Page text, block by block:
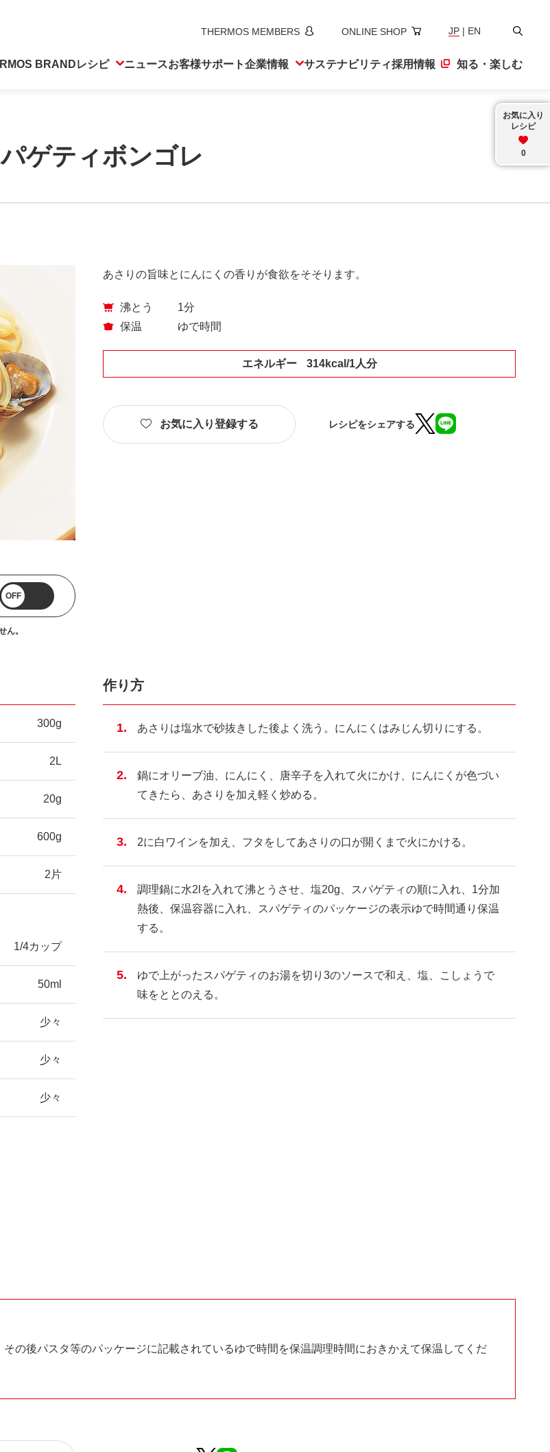
THERMOS MEMBERS ONLINE SHOP JP | EN
検
BRANDレシピ ニュースお客様サポート企業情報 サステナビリティ採用情報 知る・楽しむ
ゲティボンゴレ
お気に入り
レシピ
0
あさりの旨味とにんにくの香りが食欲をそそります。
沸とう
1分
保温
ゆで時間
エネルギー 314kcal/1人分
お気に入り登録する レシピをシェアする
OFF
ん。
300g
2L
20g
600g
2片
1/4カップ
50ml
少々
少々
少々
作り方
あさりは塩水で砂抜きした後よく洗う。にんにくはみじん切りにする。
鍋にオリーブ油、にんにく、唐辛子を入れて火にかけ、にんにくが色づい
てきたら、あさりを加え軽く炒める。
2に白ワインを加え、フタをしてあさりの口が開くまで火にかける。
調理鍋に水2lを入れて沸とうさせ、塩20g、スパゲティの順に入れ、1分加
熱後、保温容器に入れ、スパゲティのパッケージの表示ゆで時間通り保温
する。
ゆで上がったスパゲティのお湯を切り3のソースで和え、塩、こしょうで
味をととのえる。
の後パスタ等のパッケージに記載されているゆで時間を保温調理時間におきかえて保温してくだ